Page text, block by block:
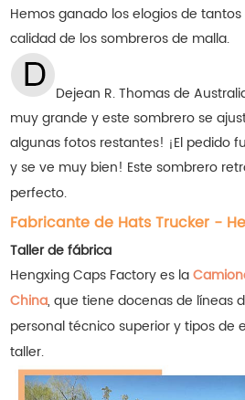
Hemos ganado los elogios de
calidad de los sombreros de malla.
Dejean R. Thomas de
muy grande y este sombrero se
algunas fotos restantes! ¡El pedido
y se ve muy bien! Este sombrero
perfecto.
Fabricante de Hats Trucker -
Taller de fábrica
Hengxing Caps Factory es la
China, que tiene docenas de líneas
personal técnico superior y tipos de
taller.